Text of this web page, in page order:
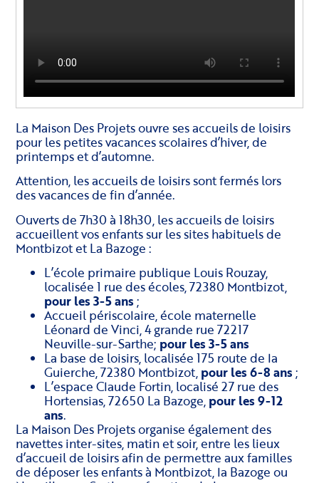
La Maison Des Projets ouvre ses accueils de loisirs
pour les petites vacances scolaires d’hiver, de
printemps et d’automne.
Attention, les accueils de loisirs sont fermés lors
des vacances de fin d’année.
Ouverts de 7h30 à 18h30, les accueils de loisirs
accueillent vos enfants sur les sites habituels de
Montbizot et La Bazoge :
L’école primaire publique Louis Rouzay,
localisée 1 rue des écoles, 72380 Montbizot,
pour les 3-5 ans ;
Accueil périscolaire, école maternelle
Léonard de Vinci, 4 grande rue 72217
Neuville-sur-Sarthe; pour les 3-5 ans
La base de loisirs, localisée 175 route de la
Guierche, 72380 Montbizot, pour les 6-8 ans ;
L’espace Claude Fortin, localisé 27 rue des
Hortensias, 72650 La Bazoge, pour les 9-12
ans.
La Maison Des Projets organise également des
navettes inter-sites, matin et soir, entre les lieux
d’accueil de loisirs afin de permettre aux familles
de déposer les enfants à Montbizot, la Bazoge ou